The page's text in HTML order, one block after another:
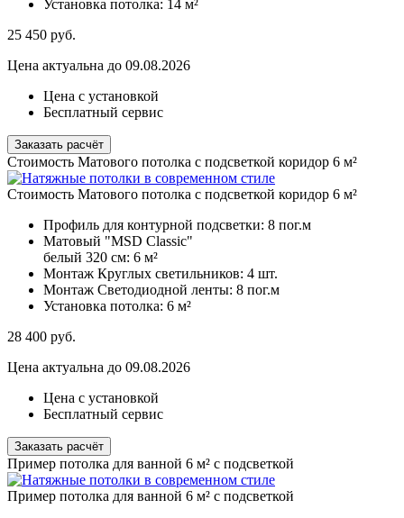
Установка потолка: 14 м²
25 450 руб.
Цена актуальна до 09.08.2026
Цена с установкой
Бесплатный сервис
Заказать расчёт
Стоимость Матового потолка с подсветкой коридор 6 м²
Стоимость Матового потолка с подсветкой коридор 6 м²
Профиль для контурной подсветки: 8 пог.м
Матовый "MSD Classic"
белый 320 см: 6 м²
Монтаж Круглых светильников: 4 шт.
Монтаж Светодиодной ленты: 8 пог.м
Установка потолка: 6 м²
28 400 руб.
Цена актуальна до 09.08.2026
Цена с установкой
Бесплатный сервис
Заказать расчёт
Пример потолка для ванной 6 м² с подсветкой
Пример потолка для ванной 6 м² с подсветкой